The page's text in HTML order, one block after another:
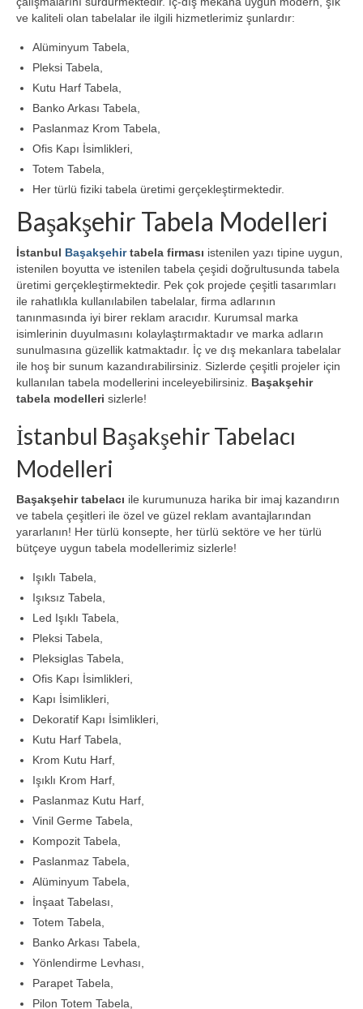
ve kaliteli olan tabelalar ile ilgili hizmetlerimiz şunlardır:
Alüminyum Tabela,
Pleksi Tabela,
Kutu Harf Tabela,
Banko Arkası Tabela,
Paslanmaz Krom Tabela,
Ofis Kapı İsimlikleri,
Totem Tabela,
Her türlü fiziki tabela üretimi gerçekleştirmektedir.
Başakşehir Tabela Modelleri
İstanbul Başakşehirtabela firması istenilen yazı tipine uygun,
istenilen boyutta ve istenilen tabela çeşidi doğrultusunda tabela
üretimi gerçekleştirmektedir. Pek çok projede çeşitli tasarımları
ile rahatlıkla kullanılabilen tabelalar, firma adlarının
tanınmasında iyi birer reklam aracıdır. Kurumsal marka
isimlerinin duyulmasını kolaylaştırmaktadır ve marka adların
sunulmasına güzellik katmaktadır. İç ve dış mekanlara tabelalar
ile hoş bir sunum kazandırabilirsiniz. Sizlerde çeşitli projeler için
kullanılan tabela modellerini inceleyebilirsiniz. Başakşehir
tabela modelleri sizlerle!
İstanbul Başakşehir Tabelacı
Modelleri
Başakşehir tabelacı ile kurumunuza harika bir imaj kazandırın
ve tabela çeşitleri ile özel ve güzel reklam avantajlarından
yararlanın! Her türlü konsepte, her türlü sektöre ve her türlü
bütçeye uygun tabela modellerimiz sizlerle!
Işıklı Tabela,
Işıksız Tabela,
Led Işıklı Tabela,
Pleksi Tabela,
Pleksiglas Tabela,
Ofis Kapı İsimlikleri,
Kapı İsimlikleri,
Dekoratif Kapı İsimlikleri,
Kutu Harf Tabela,
Krom Kutu Harf,
Işıklı Krom Harf,
Paslanmaz Kutu Harf,
Vinil Germe Tabela,
Kompozit Tabela,
Paslanmaz Tabela,
Alüminyum Tabela,
İnşaat Tabelası,
Totem Tabela,
Banko Arkası Tabela,
Yönlendirme Levhası,
Parapet Tabela,
Pilon Totem Tabela,